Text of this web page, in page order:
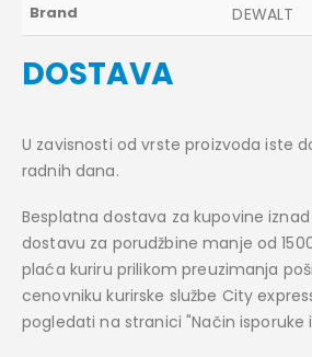
Brand DEWALT
DOSTAVA
U zavisnosti od vrste proizvoda iste
radnih dana.
Besplatna dostava za kupovine iznad
dostavu za porudžbine manje od
plaća kuriru prilikom preuzimanja
cenovniku kurirske službe City
pogledati na stranici "Način isporuke